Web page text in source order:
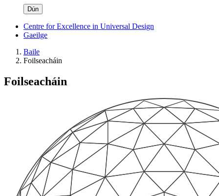
Dún
Centre for Excellence in Universal Design
Gaeilge
Baile
Foilseacháin
Foilseacháin